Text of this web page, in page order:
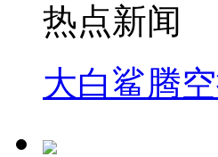
热点新闻
大白鲨腾